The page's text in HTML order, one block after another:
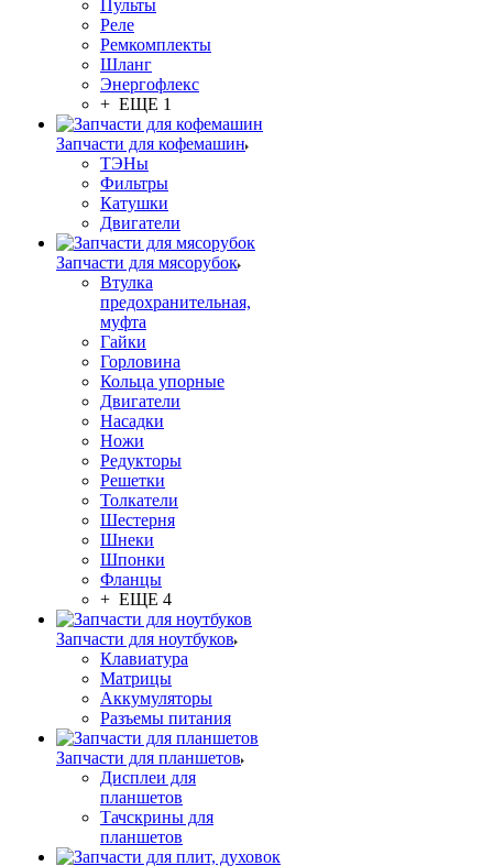
Пульты
Реле
Ремкомплекты
Шланг
Энергофлекс
+ ЕЩЕ 1
Запчасти для кофемашин
ТЭНы
Фильтры
Катушки
Двигатели
Запчасти для мясорубок
Втулка
предохранительная,
муфта
Гайки
Горловина
Кольца упорные
Двигатели
Насадки
Ножи
Редукторы
Решетки
Толкатели
Шестерня
Шнеки
Шпонки
Фланцы
+ ЕЩЕ 4
Запчасти для ноутбуков
Клавиатура
Матрицы
Аккумуляторы
Разъемы питания
Запчасти для планшетов
Дисплеи для
планшетов
Тачскрины для
планшетов